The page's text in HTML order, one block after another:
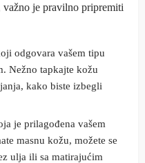
važno je pravilno pripremiti
odgovara vašem tipu
Nežno tapkajte kožu
kako biste izbegli
je prilagođena vašem
masnu kožu, možete se
ulja ili sa matirajućim